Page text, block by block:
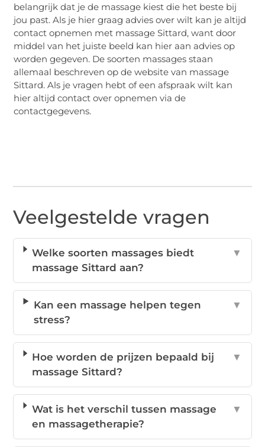
belangrijk dat je de massage kiest die het beste bij
jou past. Als je hier graag advies over wilt kan je altijd
contact opnemen met massage Sittard, want door
middel van het juiste beeld kan hier aan advies op
worden gegeven. De soorten massages staan
allemaal beschreven op de website van massage
Sittard. Als je vragen hebt of een afspraak wilt kan
hier altijd contact over opnemen via de
contactgegevens.
Veelgestelde vragen
Welke soorten massages biedt
massage Sittard aan?
▼
Kan een massage helpen tegen
stress?
▼
Hoe worden de prijzen bepaald bij
massage Sittard?
▼
Wat is het verschil tussen massage
en massagetherapie?
▼